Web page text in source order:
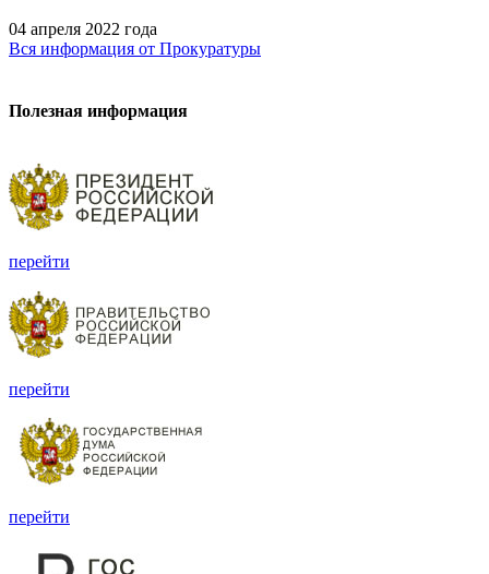
04 апреля 2022 года
Вся информация от Прокуратуры
Полезная информация
перейти
перейти
перейти